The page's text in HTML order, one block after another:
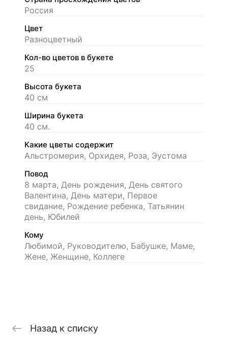
Россия
Цвет
Разноцветный
Кол-во цветов в букете
25
Высота букета
40 см
Ширина букета
40 см.
Какие цветы содержит
Альстромерия, Орхидея, Роза, Эустома
Повод
8 марта, День рождения, День святого
Валентина, День матери, Первое
свидание, Рождение ребенка, Татьянин
день, Юбилей
Кому
Любимой, Руководителю, Бабушке, Маме,
Жене, Женщине, Коллеге
Назад к списку